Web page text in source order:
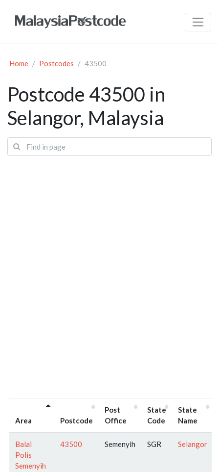
Home Postcodes 43500
Postcode 43500 in
Selangor, Malaysia
Area Postcode
Post
Office
State
Code
State
Name
Balai
Polis
Semenyih
43500 Semenyih SGR Selangor